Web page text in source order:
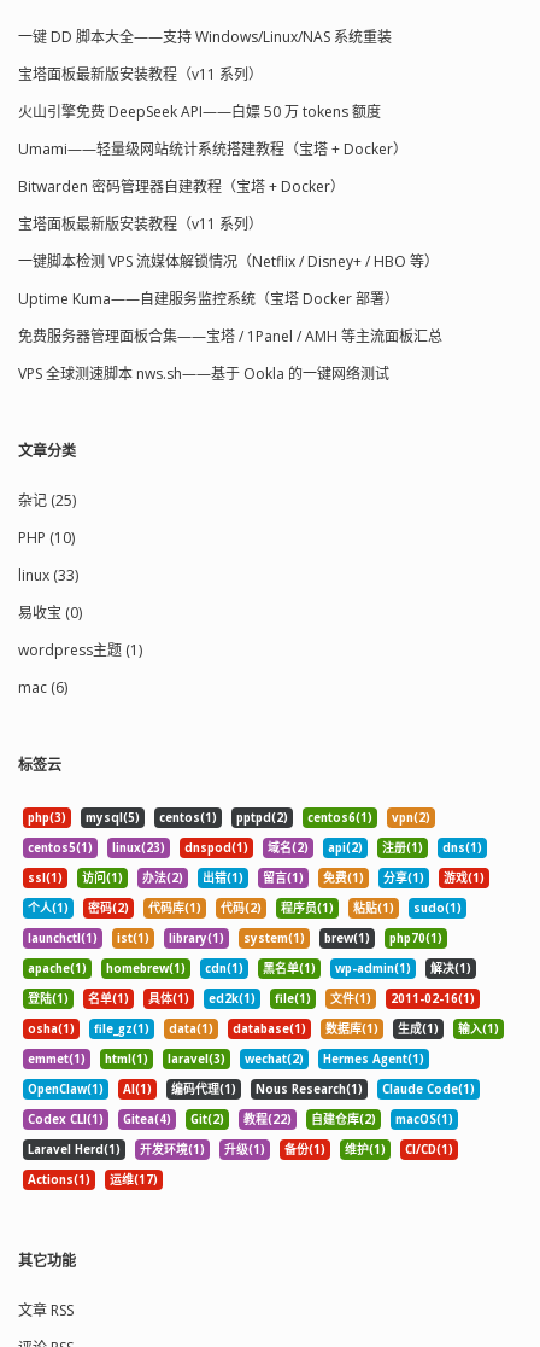
DNSPOD的账号，传送门：
台添加你的域名 因为要使用到DNSPOD
提...
一键 DD 脚本大全——支持 Windows/Linux/NAS 系统重装
宝塔面板最新版安装教程（v11 系列）
火山引擎免费 DeepSeek API——白嫖 50 万 tokens 额度
Umami——轻量级网站统计系统搭建教程（宝塔 + Docker）
Bitwarden 密码管理器自建教程（宝塔 + Docker）
宝塔面板最新版安装教程（v11 系列）
一键脚本检测 VPS 流媒体解锁情况（Netflix / Disney+ / HBO 等）
Uptime Kuma——自建服务监控系统（宝塔 Docker 部署）
免费服务器管理面板合集——宝塔 / 1Panel / AMH 等主流面板汇总
VPS 全球测速脚本 nws.sh——基于 Ookla 的一键网络测试
文章分类
杂记 (25)
PHP (10)
linux (33)
易收宝 (0)
wordpress主题 (1)
mac (6)
标签云
php(3) mysql(5) centos(1) pptpd(2) centos6(1)
vpn(2)
centos5(1)
linux(23) dnspod(1) 域名(2) api(2) 注册(1)
dns(1)
ssl(1)
访问(1) 办法(2) 出错(1) 留言(1) 免费(1) 分享(1)
游戏(1)
个人(1)
密码(2) 代码库(1) 代码(2) 程序员(1) 粘贴(1)
sudo(1)
launchctl(1)
ist(1) library(1) system(1) brew(1)
php70(1)
apache(1)
homebrew(1) cdn(1) 黑名单(1) wp-admin(1)
解决(1)
登陆(1)
名单(1) 具体(1) ed2k(1) file(1) 文件(1)
2011-02-16(1)
osha(1)
file_gz(1) data(1) database(1) 数据库(1) 生成(1)
输入(1)
emmet(1)
html(1) laravel(3) wechat(2)
Hermes Agent(1)
OpenClaw(1)
AI(1) 编码代理(1) Nous Research(1)
Claude Code(1)
Codex CLI(1)
Gitea(4) Git(2) 教程(22) 自建仓库(2)
macOS(1)
Laravel Herd(1)
开发环境(1) 升级(1) 备份(1) 维护(1)
CI/CD(1)
Actions(1)
运维(17)
其它功能
文章 RSS